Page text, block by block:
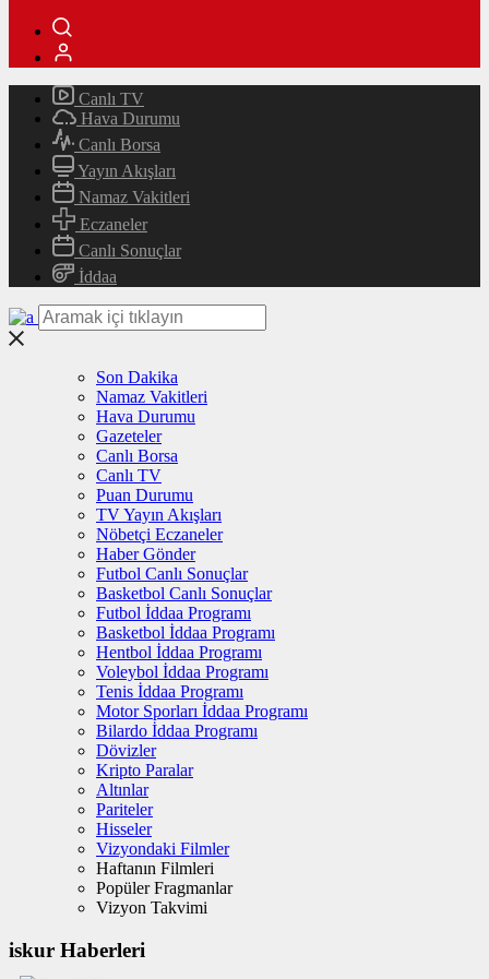
Canlı TV
Hava Durumu
Canlı Borsa
Yayın Akışları
Namaz Vakitleri
Eczaneler
Canlı Sonuçlar
İddaa
Son Dakika
Namaz Vakitleri
Hava Durumu
Gazeteler
Canlı Borsa
Canlı TV
Puan Durumu
TV Yayın Akışları
Nöbetçi Eczaneler
Haber Gönder
Futbol Canlı Sonuçlar
Basketbol Canlı Sonuçlar
Futbol İddaa Programı
Basketbol İddaa Programı
Hentbol İddaa Programı
Voleybol İddaa Programı
Tenis İddaa Programı
Motor Sporları İddaa Programı
Bilardo İddaa Programı
Dövizler
Kripto Paralar
Altınlar
Pariteler
Hisseler
Vizyondaki Filmler
Haftanın Filmleri
Popüler Fragmanlar
Vizyon Takvimi
iskur Haberleri